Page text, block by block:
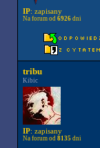
IP: zapisany
Na forum od 6926dni
tribu
Kibic
IP: zapisany
Na forum od 8135dni